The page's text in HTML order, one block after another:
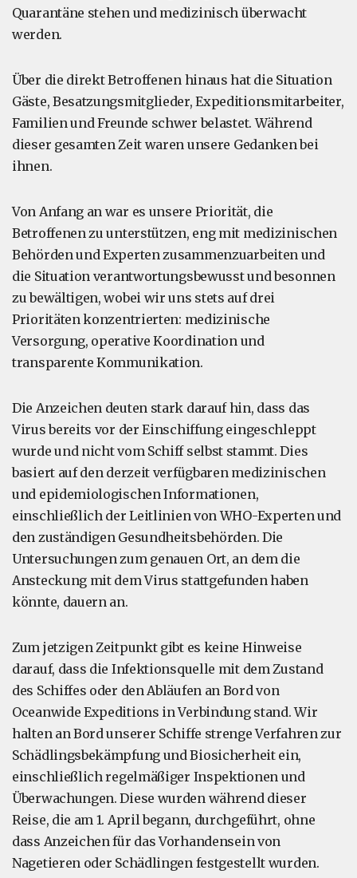
Quarantäne stehen und medizinisch überwacht
werden.
Über die direkt Betroffenen hinaus hat die Situation
Gäste, Besatzungsmitglieder, Expeditionsmitarbeiter,
Familien und Freunde schwer belastet. Während
dieser gesamten Zeit waren unsere Gedanken bei
ihnen.
Von Anfang an war es unsere Priorität, die
Betroffenen zu unterstützen, eng mit medizinischen
Behörden und Experten zusammenzuarbeiten und
die Situation verantwortungsbewusst und besonnen
zu bewältigen, wobei wir uns stets auf drei
Prioritäten konzentrierten: medizinische
Versorgung, operative Koordination und
transparente Kommunikation.
Die Anzeichen deuten stark darauf hin, dass das
Virus bereits vor der Einschiffung eingeschleppt
wurde und nicht vom Schiff selbst stammt. Dies
basiert auf den derzeit verfügbaren medizinischen
und epidemiologischen Informationen,
einschließlich der Leitlinien von WHO-Experten und
den zuständigen Gesundheitsbehörden. Die
Untersuchungen zum genauen Ort, an dem die
Ansteckung mit dem Virus stattgefunden haben
könnte, dauern an.
Zum jetzigen Zeitpunkt gibt es keine Hinweise
darauf, dass die Infektionsquelle mit dem Zustand
des Schiffes oder den Abläufen an Bord von
Oceanwide Expeditions in Verbindung stand. Wir
halten an Bord unserer Schiffe strenge Verfahren zur
Schädlingsbekämpfung und Biosicherheit ein,
einschließlich regelmäßiger Inspektionen und
Überwachungen. Diese wurden während dieser
Reise, die am 1. April begann, durchgeführt, ohne
dass Anzeichen für das Vorhandensein von
Nagetieren oder Schädlingen festgestellt wurden.